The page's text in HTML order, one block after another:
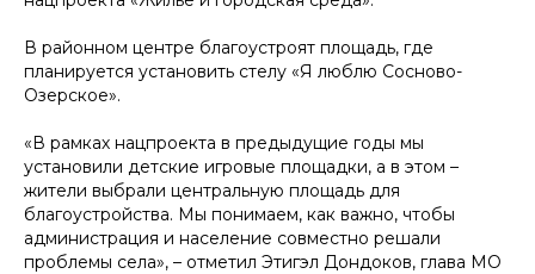
В районном центре благоустроят площадь, где
планируется установить стелу «Я люблю Сосново-
Озерское».
«В рамках нацпроекта в предыдущие годы мы
установили детские игровые площадки, а в этом –
жители выбрали центральную площадь для
благоустройства. Мы понимаем, как важно, чтобы
администрация и население совместно решали
проблемы села», – отметил Этигэл Дондоков, глава МО